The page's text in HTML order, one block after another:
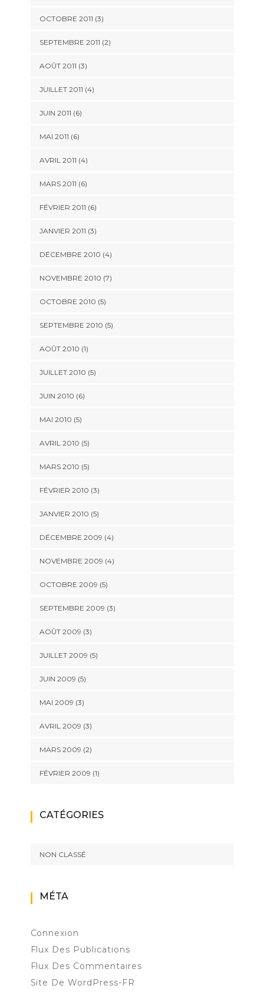
OCTOBRE 2011 (3)
SEPTEMBRE 2011 (2)
AOÛT 2011 (3)
JUILLET 2011 (4)
JUIN 2011 (6)
MAI 2011 (6)
AVRIL 2011 (4)
MARS 2011 (6)
FÉVRIER 2011 (6)
JANVIER 2011 (3)
DÉCEMBRE 2010 (4)
NOVEMBRE 2010 (7)
OCTOBRE 2010 (5)
SEPTEMBRE 2010 (5)
AOÛT 2010 (1)
JUILLET 2010 (5)
JUIN 2010 (6)
MAI 2010 (5)
AVRIL 2010 (5)
MARS 2010 (5)
FÉVRIER 2010 (3)
JANVIER 2010 (5)
DÉCEMBRE 2009 (4)
NOVEMBRE 2009 (4)
OCTOBRE 2009 (5)
SEPTEMBRE 2009 (3)
AOÛT 2009 (3)
JUILLET 2009 (5)
JUIN 2009 (5)
MAI 2009 (3)
AVRIL 2009 (3)
MARS 2009 (2)
FÉVRIER 2009 (1)
CATÉGORIES
NON CLASSÉ
MÉTA
Connexion
Flux Des Publications
Flux Des Commentaires
Site De WordPress-FR